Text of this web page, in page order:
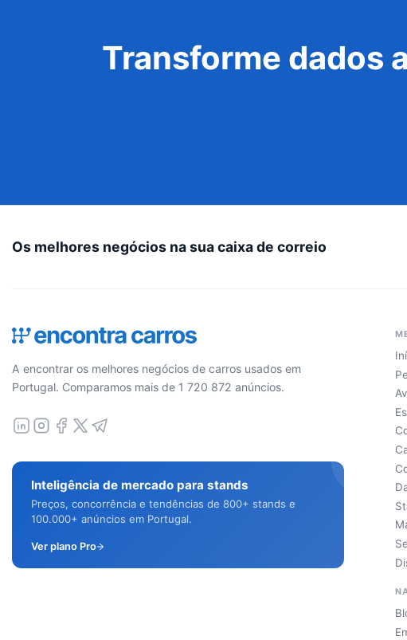
Transforme dados
Os melhores negócios na sua caixa de correio
A encontrar os melhores negócios de carros usados em
Portugal. Comparamos mais de 1 720 872 anúncios.
Inteligência de mercado para stands
Preços, concorrência e tendências de 800+ stands e
100.000+ anúncios em Portugal.
Ver plano Pro